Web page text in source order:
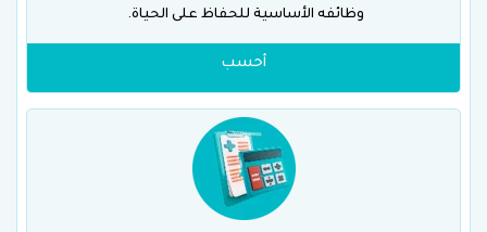
وظائفه الأساسية للحفاظ على الحياة.
أحسب